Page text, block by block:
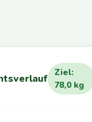
Ziel:
78,0 kg